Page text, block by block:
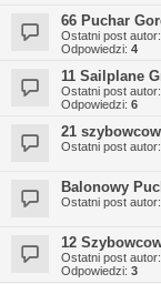
66 Puchar
Ostatni post autor:
Odpowiedzi: 4
11 Sailplane
Ostatni post autor:
Odpowiedzi: 6
21
Ostatni post autor:
Balonowy
Ostatni post autor:
12
Ostatni post autor:
Odpowiedzi: 3